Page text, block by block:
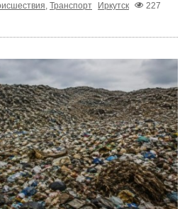
, Транспорт Иркутск
227